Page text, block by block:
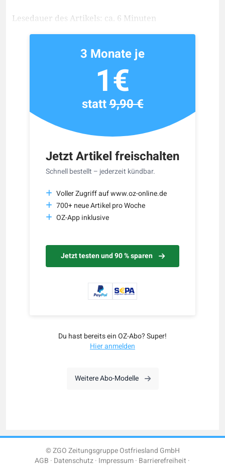
Lesedauer des Artikels: ca. 6 Minuten
Jetzt Artikel freischalten
Schnell bestellt – jederzeit kündbar.
Voller Zugriff auf www.oz-online.de
700+ neue Artikel pro Woche
OZ-App inklusive
Jetzt testen und 90 % sparen
3 Monate je
1€
statt9,90 €
Du hast bereits ein OZ-Abo? Super!
Hier anmelden
Weitere Abo-Modelle
© ZGO Zeitungsgruppe Ostfriesland GmbH
AGB Datenschutz Impressum Barrierefreiheit